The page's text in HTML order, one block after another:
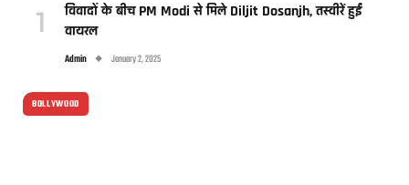
विवादों के बीच PM Modi से मिले Diljit Dosanjh, तस्वीरें हुईं
वायरल
Admin January 2, 2025
BOLLYWOOD